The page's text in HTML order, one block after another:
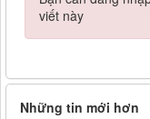
viết này
Những tin mới hơn